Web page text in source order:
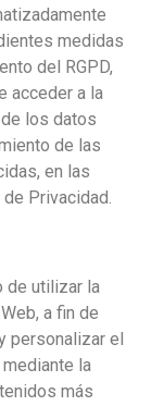
medidas
del RGPD,
acceder a la
los datos
de las
en las
Privacidad.
de utilizar la
a fin de
personalizar el
la
más